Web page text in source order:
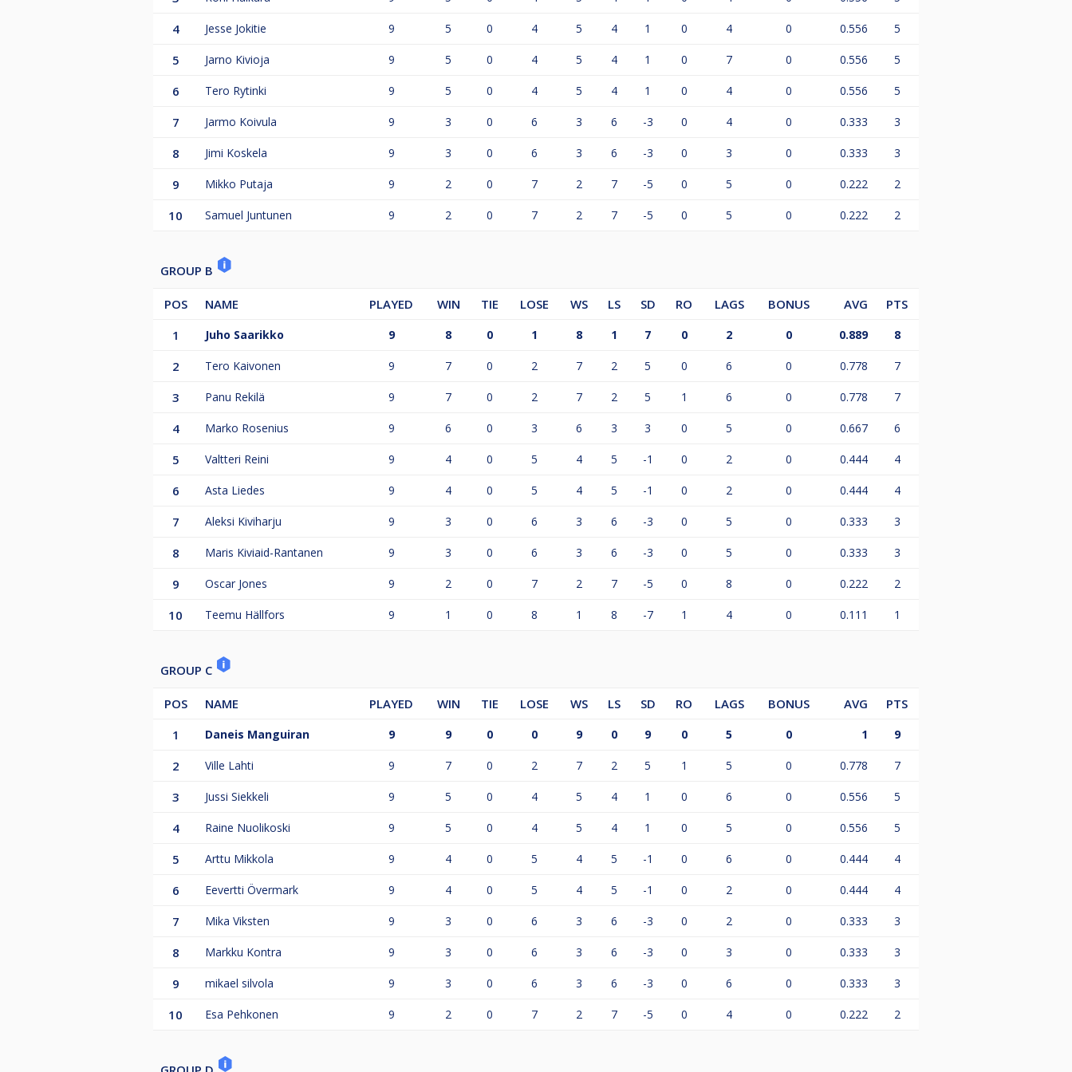
4 Jesse Jokitie 9 5 0 4 5 4 1 0 4 0 0.556 5
5 Jarno Kivioja 9 5 0 4 5 4 1 0 7 0 0.556 5
6 Tero Rytinki 9 5 0 4 5 4 1 0 4 0 0.556 5
7 Jarmo Koivula 9 3 0 6 3 6 -3 0 4 0 0.333 3
8 Jimi Koskela 9 3 0 6 3 6 -3 0 3 0 0.333 3
9 Mikko Putaja 9 2 0 7 2 7 -5 0 5 0 0.222 2
10 Samuel Juntunen 9 2 0 7 2 7 -5 0 5 0 0.222 2
GROUP B
POS NAME PLAYED WIN TIE LOSE WS LS SD RO LAGS BONUS AVG
PTS
1
Juho Saarikko 9 8 0 1 8 1 7 0 2 0 0.889 8
2 Tero Kaivonen 9 7 0 2 7 2 5 0 6 0 0.778 7
3 Panu Rekilä 9 7 0 2 7 2 5 1 6 0 0.778 7
4 Marko Rosenius 9 6 0 3 6 3 3 0 5 0 0.667 6
5 Valtteri Reini 9 4 0 5 4 5 -1 0 2 0 0.444 4
6 Asta Liedes 9 4 0 5 4 5 -1 0 2 0 0.444 4
7 Aleksi Kiviharju 9 3 0 6 3 6 -3 0 5 0 0.333 3
8 Maris Kiviaid-Rantanen 9 3 0 6 3 6 -3 0 5 0 0.333 3
9 Oscar Jones 9 2 0 7 2 7 -5 0 8 0 0.222 2
10 Teemu Hällfors 9 1 0 8 1 8 -7 1 4 0 0.111 1
GROUP C
POS NAME PLAYED WIN TIE LOSE WS LS SD RO LAGS BONUS AVG
PTS
1
Daneis Manguiran 9 9 0 0 9 0 9 0 5 0 1 9
2 Ville Lahti 9 7 0 2 7 2 5 1 5 0 0.778 7
3 Jussi Siekkeli 9 5 0 4 5 4 1 0 6 0 0.556 5
4 Raine Nuolikoski 9 5 0 4 5 4 1 0 5 0 0.556 5
5 Arttu Mikkola 9 4 0 5 4 5 -1 0 6 0 0.444 4
6 Eevertti Övermark 9 4 0 5 4 5 -1 0 2 0 0.444 4
7 Mika Viksten 9 3 0 6 3 6 -3 0 2 0 0.333 3
8 Markku Kontra 9 3 0 6 3 6 -3 0 3 0 0.333 3
9 mikael silvola 9 3 0 6 3 6 -3 0 6 0 0.333 3
10 Esa Pehkonen 9 2 0 7 2 7 -5 0 4 0 0.222 2